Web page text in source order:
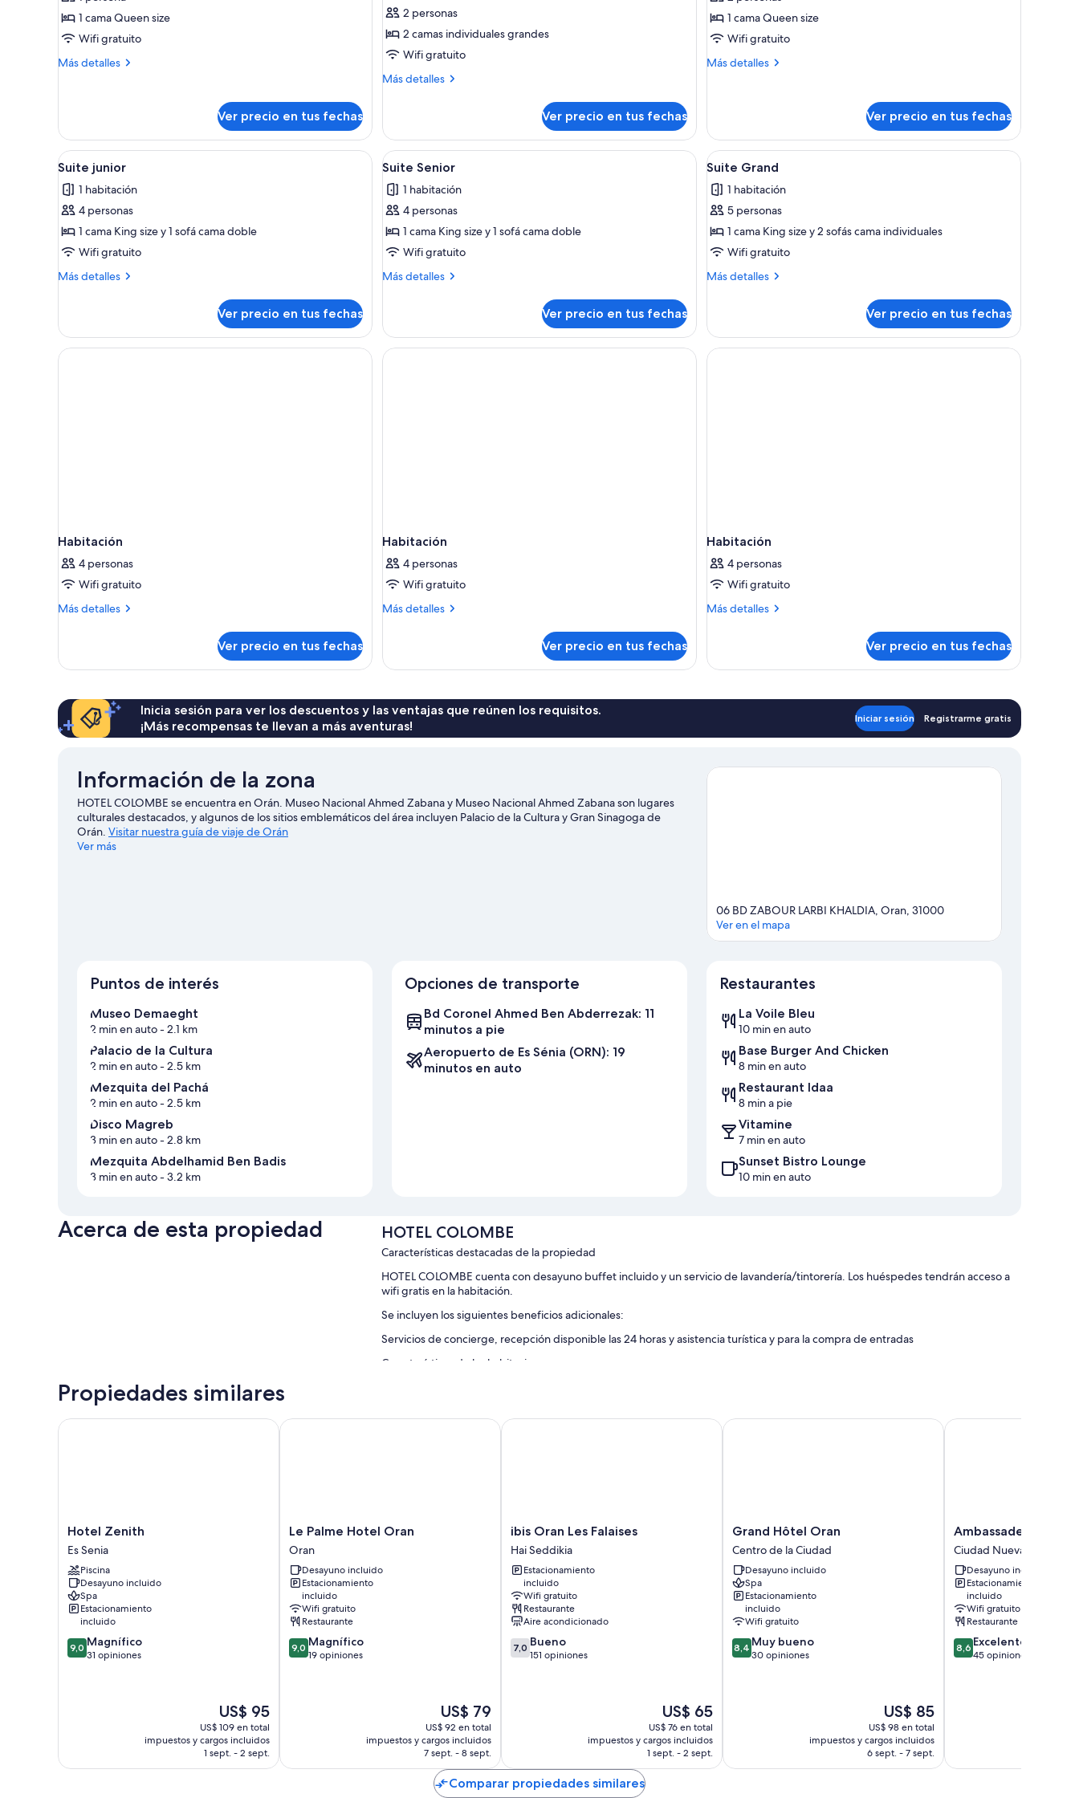
Habitación
individual
1 cama Queen size
Wifi gratuito
Más detalles
Más
estándar
Ver precio en tus fechas
Habitación
estándar
con
1
o
individuales
2 personas
2 camas individuales grandes
Wifi gratuito
Más detalles
Más
estándar
con
1
doble
o
individuales
Ver precio en tus fechas
Habitación
doble
1 cama Queen size
Wifi gratuito
Más detalles
Más
estándar
Ver precio en tus fechas
Ver
todas
las
fotos
de
Suite
junior
Una habitación de hotel moderna con una cama grande, un cabecero con paneles horizontales, una mesita de noche redonda y una lámpara colgante.
4
Suite junior
1 habitación
4 personas
1 cama King size y 1 sofá cama doble
Wifi gratuito
Más detalles
Más
junior
Ver precio en tus fechas
Ver
todas
las
fotos
de
Suite
Senior
Un dormitorio con cama, mesita de noche, cuadro y candelabro.
11
Suite Senior
1 habitación
4 personas
1 cama King size y 1 sofá cama doble
Wifi gratuito
Más detalles
Más
Senior
Ver precio en tus fechas
Ver
todas
las
fotos
de
Suite
Grand
Una habitación de hotel moderna con una
10
Suite Grand
1 habitación
5 personas
1 cama King size y 2 sofás cama individuales
Wifi gratuito
Más detalles
Más
Grand
Ver precio en tus fechas
Habitación
4 personas
Wifi gratuito
Más detalles
Más
Ver precio en tus fechas
Habitación
4 personas
Wifi gratuito
Más detalles
Más
Ver precio en tus fechas
Habitación
4 personas
Wifi gratuito
Más detalles
Más
Ver precio en tus fechas
Inicia sesión para ver los descuentos y las ventajas que reúnen los requisitos.
¡Más recompensas te llevan a más aventuras!
Iniciar sesión Registrarme gratis
Información de la zona
HOTEL COLOMBE se encuentra en Orán. Museo Nacional Ahmed Zabana y Museo Nacional Ahmed Zabana son lugares
culturales destacados, y algunos de los sitios emblemáticos del área incluyen Palacio de la Cultura y Gran Sinagoga de
Orán. Visitar nuestra guía de viaje de Orán
Ver más
06 BD ZABOUR LARBI KHALDIA, Oran, 31000
Ver en el mapa
Puntos de interés
Museo Demaeght
2 min en auto- 2.1 km
Palacio de la Cultura
2 min en auto- 2.5 km
Mezquita del Pachá
2 min en auto- 2.5 km
Disco Magreb
3 min en auto- 2.8 km
Mezquita Abdelhamid Ben Badis
3 min en auto- 3.2 km
Opciones de transporte
Bd Coronel Ahmed Ben Abderrezak: 11
minutos a pie
Aeropuerto de Es Sénia (ORN): 19
minutos en auto
Restaurantes
La Voile Bleu
10 min en auto
Base Burger And Chicken
8 min en auto
Restaurant Idaa
8 min a pie
Vitamine
7 min en auto
Sunset Bistro Lounge
10 min en auto
Acerca de esta propiedad HOTEL COLOMBE
Características destacadas de la propiedad
HOTEL COLOMBE cuenta con desayuno buffet incluido y un servicio de lavandería/tintorería. Los huéspedes tendrán acceso a
wifi gratis en la habitación.
Se incluyen los siguientes beneficios adicionales:
Servicios de concierge, recepción disponible las 24 horas y asistencia turística y para la compra de entradas
Características de las habitaciones
También se incluyen los siguientes beneficios adicionales en todas las habitaciones:
Propiedades similares
Hotel
Zenith
Es
Senia
Hotel Zenith
Es Senia
Piscina
Desayuno incluido
Spa
Estacionamiento
incluido
9.0
de
9,0 Magnífico
31 opiniones
El
precio
actual
es
de
US$ 95
US$ 109 en total
impuestos y cargos incluidos
1 sept. - 2 sept.
Hotel Zenith
Le
Palme
Hotel
Oran
Oran
Le Palme Hotel Oran
Oran
Desayuno incluido
Estacionamiento
incluido
Wifi gratuito
Restaurante
9.0
de
9,0 Magnífico
19 opiniones
El
precio
actual
es
de
US$ 79
US$ 79
US$ 92 en total
impuestos y cargos incluidos
7 sept. - 8 sept.
Le Palme Hotel Oran
ibis
Oran
Les
Falaises
Hai
Seddikia
ibis Oran Les Falaises
Hai Seddikia
Estacionamiento
incluido
Wifi gratuito
Restaurante
Aire acondicionado
7.0
de
7,0 Bueno
151 opiniones
El
precio
actual
es
de
US$ 65
US$ 76 en total
impuestos y cargos incluidos
1 sept. - 2 sept.
ibis Oran Les Falaises
Grand
Hôtel
Oran
Centro
de
la
Ciudad
Grand Hôtel Oran
Centro de la Ciudad
Desayuno incluido
Spa
Estacionamiento
incluido
Wifi gratuito
8.4
de
8,4 Muy bueno
30 opiniones
El
precio
actual
es
de
US$ 85
US$ 98 en total
impuestos y cargos incluidos
6 sept. - 7 sept.
Grand Hôtel Oran
Ambassadeurs
Oran
Ciudad
Nueva
Ambassadeurs Oran
Ciudad Nueva
Desayuno incluido
Estacionamiento
incluido
Wifi gratuito
Restaurante
8.6
de
8,6 Excelente
45 opiniones
Ambassadeurs Oran
Comparar propiedades similares